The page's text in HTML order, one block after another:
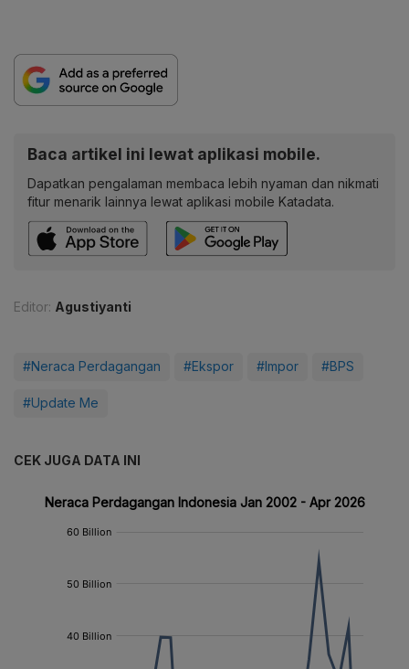
Baca artikel ini lewat aplikasi mobile.
Dapatkan pengalaman membaca lebih nyaman dan nikmati
fitur menarik lainnya lewat aplikasi mobile Katadata.
Editor: Agustiyanti
#Neraca Perdagangan #Ekspor #Impor #BPS
#Update Me
CEK JUGA DATA INI